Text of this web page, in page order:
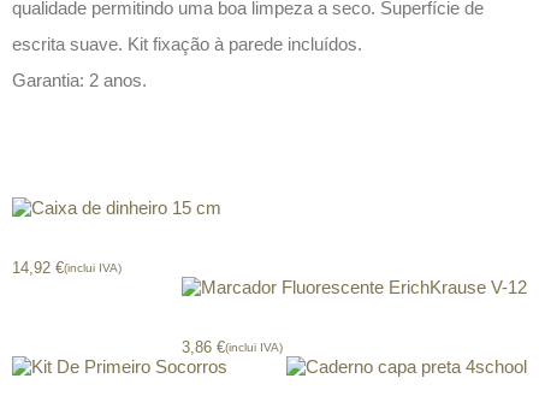
qualidade permitindo uma boa limpeza a seco. Superfície de
escrita suave. Kit fixação à parede incluídos.
Garantia: 2 anos.
14,92 €(inclui IVA)
3,86 €(inclui IVA)